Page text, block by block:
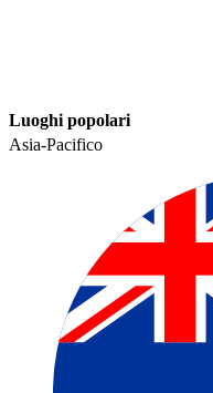
Luoghi popolari​​
Asia-Pacifico​​